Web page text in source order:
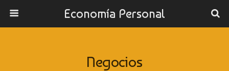
Economía Personal
Negocios